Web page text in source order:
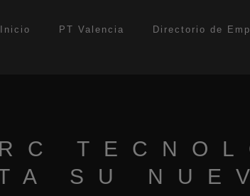
Inicio PT Valencia Directorio de
SU